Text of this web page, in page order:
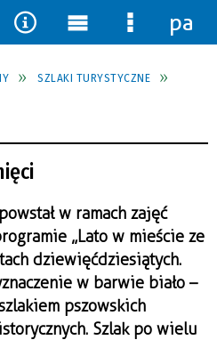
SZLAKI TURYSTYCZNE
w ramach zajęć
„Lato w mieście ze
dziewięćdziesiątych.
w barwie biało –
pszowskich
Szlak po wielu
Narzędzia
Menu
główne
Menu